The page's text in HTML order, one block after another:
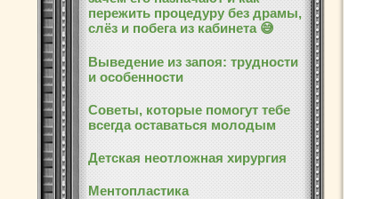
пережить процедуру без драмы,
слёз и побега из кабинета 😅
Выведение из запоя: трудности
и особенности
Советы, которые помогут тебе
всегда оставаться молодым
Детская неотложная хирургия
Ментопластика